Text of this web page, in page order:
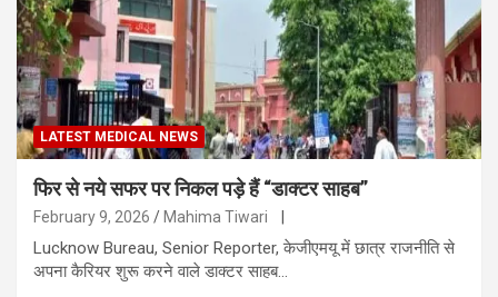
LATEST MEDICAL NEWS
फिर से नये सफर पर निकल पड़े हैं “डाक्टर साहब”
February 9, 2026 Mahima Tiwari
Lucknow Bureau, Senior Reporter, केजीएमयू में छात्र राजनीति से
अपना कैरियर शुरू करने वाले डाक्टर साहब…